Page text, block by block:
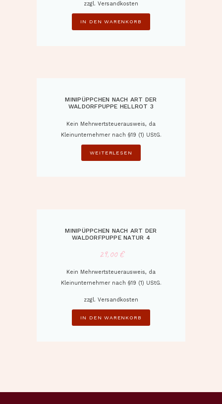
zzgl. Versandkosten
IN DEN WARENKORB
MINIPÜPPCHEN NACH ART DER
WALDORFPUPPE HELLROT 3
Kein Mehrwertsteuerausweis, da
Kleinunternehmer nach §19 (1) UStG.
WEITERLESEN
MINIPÜPPCHEN NACH ART DER
WALDORFPUPPE NATUR 4
29,00€
Kein Mehrwertsteuerausweis, da
Kleinunternehmer nach §19 (1) UStG.
zzgl. Versandkosten
IN DEN WARENKORB